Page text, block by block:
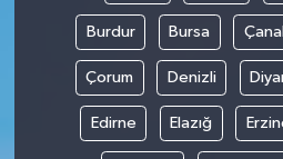
Burdur Bursa
Çorum Denizli
Edirne Elazığ